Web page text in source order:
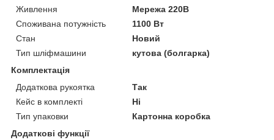
Живлення
Мережа 220В
Споживана потужність
1100 Вт
Стан
Новий
Тип шліфмашини
кутова (болгарка)
Комплектація
Додаткова рукоятка
Так
Кейс в комплекті
Ні
Тип упаковки
Картонна коробка
Додаткові функції